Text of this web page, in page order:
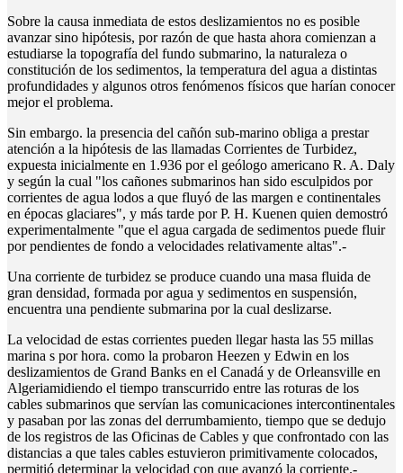
Sobre la causa inmediata de estos deslizamientos no es posible
avanzar sino hipótesis, por razón de que hasta ahora comienzan a
estudiarse la topografía del fundo submarino, la naturaleza o
constitución de los sedimentos, la temperatura del agua a distintas
profundidades y algunos otros fenómenos físicos que harían conocer
mejor el problema.
Sin embargo. la presencia del cañón sub-marino obliga a prestar
atención a la hipótesis de las llamadas Corrientes de Turbidez,
expuesta inicialmente en 1.936 por el geólogo americano R. A. Daly
y según la cual "los cañones submarinos han sido esculpidos por
corrientes de agua lodos a que fluyó de las margen e continentales
en épocas glaciares", y más tarde por P. H. Kuenen quien demostró
experimentalmente "que el agua cargada de sedimentos puede fluir
por pendientes de fondo a velocidades relativamente altas".-
Una corriente de turbidez se produce cuando una masa fluida de
gran densidad, formada por agua y sedimentos en suspensión,
encuentra una pendiente submarina por la cual deslizarse.
La velocidad de estas corrientes pueden llegar hasta las 55 millas
marina s por hora. como la probaron Heezen y Edwin en los
deslizamientos de Grand Banks en el Canadá y de Orleansville en
Algeriamidiendo el tiempo transcurrido entre las roturas de los
cables submarinos que servían las comunicaciones intercontinentales
y pasaban por las zonas del derrumbamiento, tiempo que se dedujo
de los registros de las Oficinas de Cables y que confrontado con las
distancias a que tales cables estuvieron primitivamente colocados,
permitió determinar la velocidad con que avanzó la corriente.-